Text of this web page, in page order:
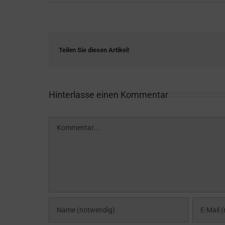
Teilen Sie diesen Artikel!
Hinterlasse einen Kommentar